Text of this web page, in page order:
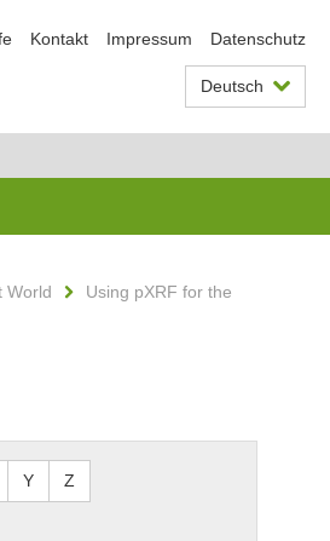
Kontakt Impressum Datenschutz
Deutsch
World
Using pXRF for the
Y Z